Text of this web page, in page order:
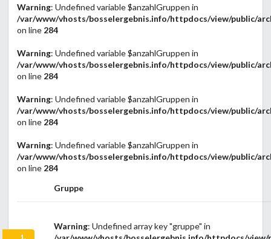
Warning: Undefined variable $anzahlGruppen in
/var/www/vhosts/bosselergebnis.info/httpdocs/view/public/
on line 284
Warning: Undefined variable $anzahlGruppen in
/var/www/vhosts/bosselergebnis.info/httpdocs/view/public/
on line 284
Warning: Undefined variable $anzahlGruppen in
/var/www/vhosts/bosselergebnis.info/httpdocs/view/public/
on line 284
Warning: Undefined variable $anzahlGruppen in
/var/www/vhosts/bosselergebnis.info/httpdocs/view/public/
on line 284
Gruppe
1.
Warning: Undefined array key "gruppe" in